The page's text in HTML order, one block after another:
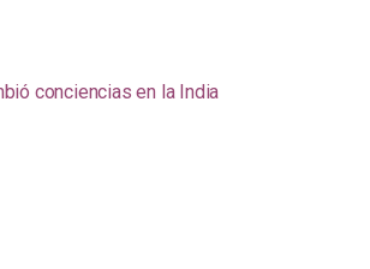
conciencias en la India